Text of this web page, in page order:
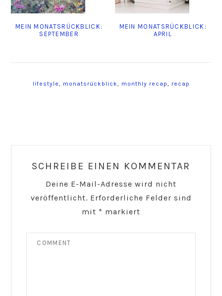
MEIN MONATSRÜCKBLICK:
SEPTEMBER
MEIN MONATSRÜCKBLICK:
APRIL
lifestyle, monatsrückblick, monthly recap, recap
Reader
SCHREIBE EINEN KOMMENTAR
Deine E-Mail-Adresse wird nicht
veröffentlicht. Erforderliche Felder sind
mit * markiert